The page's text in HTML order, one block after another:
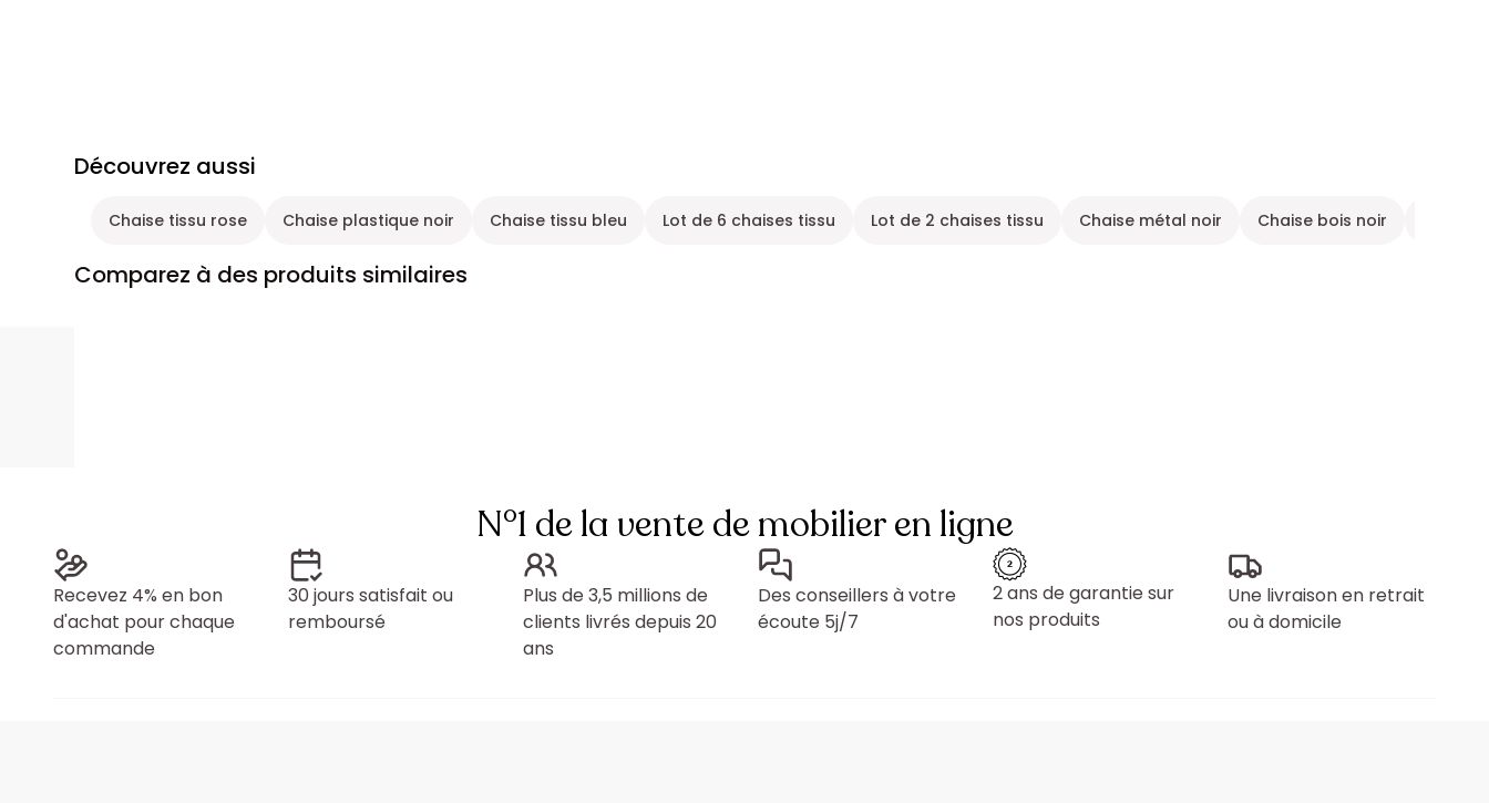
Découvrez aussi
Chaise tissu rose Chaise plastique noir Chaise tissu bleu Lot de 6 chaises tissu Lot de 2 chaises tissu Chaise métal noir Chaise bois noir
Comparez à des produits similaires
N°1 de la vente de mobilier en ligne
Recevez 4% en bon
d'achat pour chaque
commande
30 jours satisfait ou
remboursé
Plus de 3,5 millions de
clients livrés depuis 20
ans
Des conseillers à votre
écoute 5j/7
2 ans de garantie sur
nos produits
Une livraison en retrait
ou à domicile